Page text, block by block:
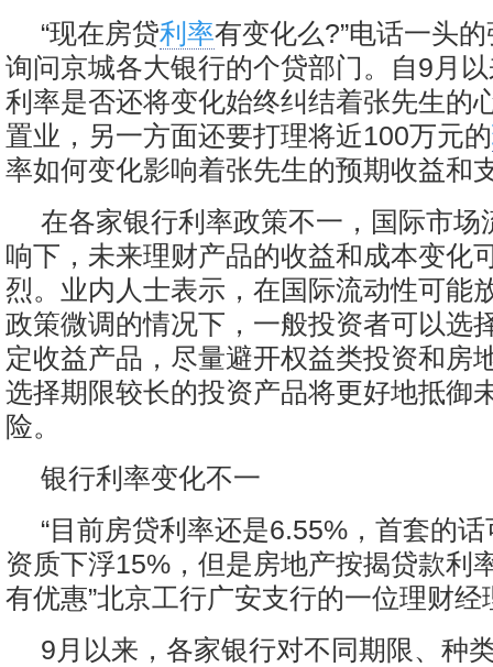
“现在房贷利率有变化么?”电话一头
询问京城各大银行的个贷部门。自9月
利率是否还将变化始终纠结着张先生的
置业，另一方面还要打理将近100万元的
率如何变化影响着张先生的预期收益和
在各家银行利率政策不一，国际市场
响下，未来理财产品的收益和成本变化
烈。业内人士表示，在国际流动性可能
政策微调的情况下，一般投资者可以选
定收益产品，尽量避开权益类投资和房
选择期限较长的投资产品将更好地抵御
险。
银行利率变化不一
“目前房贷利率还是6.55%，首套的
资质下浮15%，但是房地产按揭贷款利
有优惠”北京工行广安支行的一位理财经
9月以来，各家银行对不同期限、种